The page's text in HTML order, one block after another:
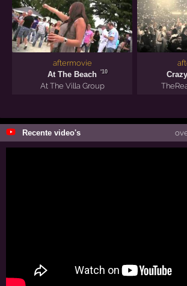
aftermovie
At The Beach
'10
At The Villa Group
Recente video's